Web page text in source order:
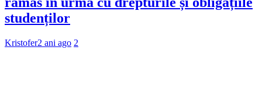
studenților
Kristofer2 ani ago 2